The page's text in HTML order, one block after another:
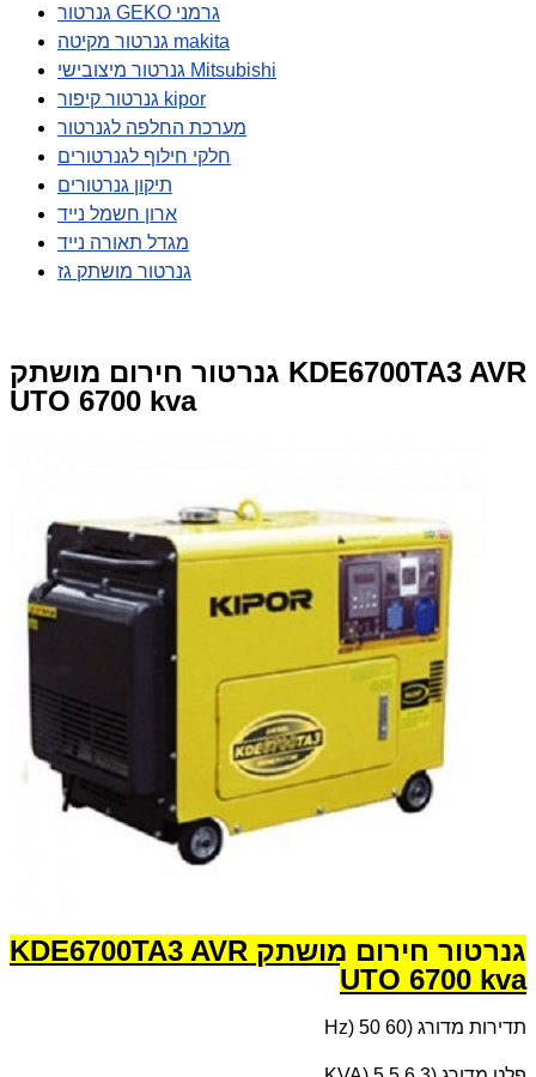
גנרטור GEKO גרמני
גנרטור מקיטה makita
גנרטור מיצובישי Mitsubishi
גנרטור קיפור kipor
מערכת החלפה לגנרטור
חלקי חילוף לגנרטורים
תיקון גנרטורים
ארון חשמל נייד
מגדל תאורה נייד
גנרטור מושתק גז
גנרטור חירום מושתק KDE6700TA3 AVR
UTO 6700 kva
גנרטור חירום מושתק KDE6700TA3 AVR
UTO 6700 kva
תדירות מדורג (Hz) 50 60